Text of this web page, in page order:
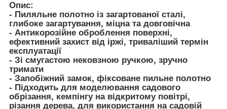
Опис:
- Пиляльне полотно із загартованої сталі,
глибоке загартування, міцна та довговічна
- Антикорозійне оброблення поверхні,
ефективний захист від іржі, триваліший термін
експлуатації
- Зі смугастою нековзною ручкою, зручно
тримати
- Запобіжний замок, фіксоване пильне полотно
- Підходить для моделювання садового
обрізання, кемпінгу на відкритому повітрі,
різання дерева, для використання на садовій